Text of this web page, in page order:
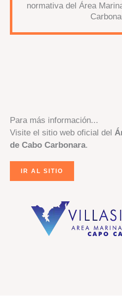
normativa del Área
Para más información...
Visite el sitio web oficial del
de Cabo Carbonara.
IR AL SITIO